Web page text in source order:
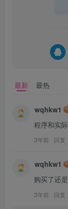
最新 最热
wqhkw1
程序和实
3年前 回复
wqhkw1
购买了还
3年前 回复